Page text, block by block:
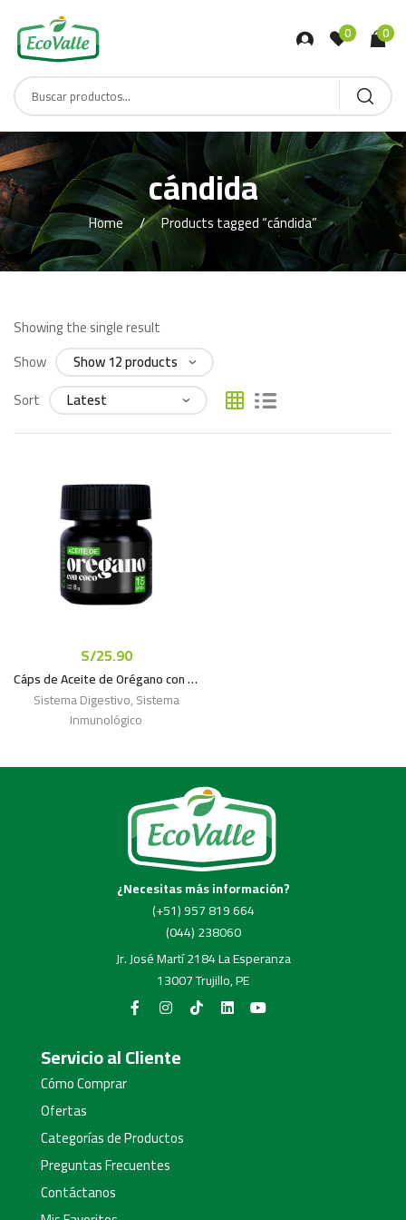
0 0
cándida
Home Products tagged “cándida”
Showing the single result
Show
Sort
S/25.90
Cáps de Aceite de Orégano con Aceite de coco x 15unds
Sistema Digestivo,Sistema
Inmunológico
Servicio al Cliente
Cómo Comprar
Ofertas
Categorías de Productos
Preguntas Frecuentes
Contáctanos
¿Necesitas más información?
(+51) 957 819 664
(044) 238060
Jr. José Martí 2184 La Esperanza
13007 Trujillo, PE